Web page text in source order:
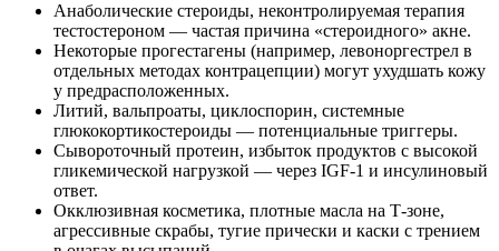
Анаболические стероиды, неконтролируемая терапия
тестостероном — частая причина «стероидного» акне.
Некоторые прогестагены (например, левоноргестрел в
отдельных методах контрацепции) могут ухудшать кожу
у предрасположенных.
Литий, вальпроаты, циклоспорин, системные
глюкокортикостероиды — потенциальные триггеры.
Сывороточный протеин, избыток продуктов с высокой
гликемической нагрузкой — через IGF‑1 и инсулиновый
ответ.
Окклюзивная косметика, плотные масла на Т‑зоне,
агрессивные скрабы, тугие прически и каски с трением